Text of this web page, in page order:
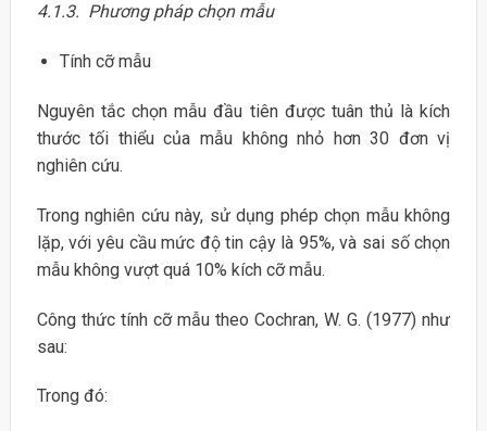
4.1.3. Phương pháp chọn mẫu
Tính cỡ mẫu
Nguyên tắc chọn mẫu đầu tiên được tuân thủ là kích
thước tối thiểu của mẫu không nhỏ hơn 30 đơn vị
nghiên cứu.
Trong nghiên cứu này, sử dụng phép chọn mẫu không
lặp, với yêu cầu mức độ tin cậy là 95%, và sai số chọn
mẫu không vượt quá 10% kích cỡ mẫu.
Công thức tính cỡ mẫu theo Cochran, W. G. (1977) như
sau:
Trong đó: